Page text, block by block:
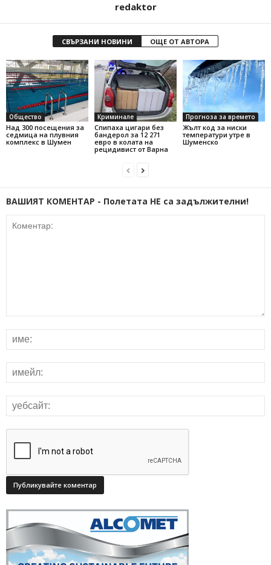
redaktor
СВЪРЗАНИ НОВИНИ ОЩЕ ОТ АВТОРА
Общество
Над 300 посещения за
седмица на плувния
комплекс в Шумен
Криминале
Спипаха цигари без
бандерол за 12 271
евро в колата на
рецидивист от Варна
Прогноза за времето
Жълт код за ниски
температури утре в
Шуменско
ВАШИЯТ КОМЕНТАР - Полетата НЕ са задължителни!